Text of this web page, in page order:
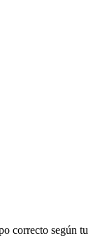
correcto según tu